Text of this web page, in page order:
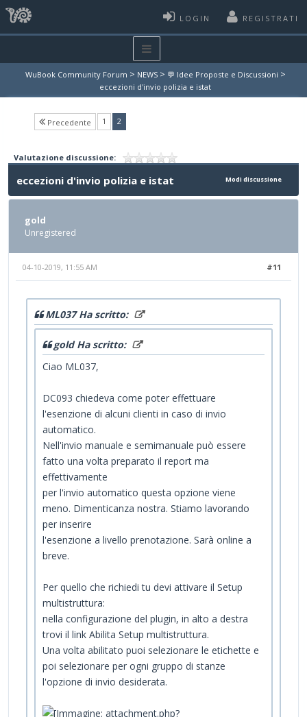
LOGIN REGISTRATI
WuBook Community Forum > NEWS > 💬 Idee Proposte e Discussioni >
eccezioni d'invio polizia e istat
Precedente 1 2(current)
Valutazione discussione:
Modi discussione
eccezioni d'invio polizia e istat
gold
Unregistered
#11
04-10-2019, 11:55 AM
ML037 Ha scritto:
gold Ha scritto:
Ciao ML037,
DC093 chiedeva come poter effettuare
l'esenzione di alcuni clienti in caso di invio
automatico.
Nell'invio manuale e semimanuale può essere
fatto una volta preparato il report ma
effettivamente
per l'invio automatico questa opzione viene
meno. Dimenticanza nostra. Stiamo lavorando
per inserire
l'esenzione a livello prenotazione. Sarà online a
breve.
Per quello che richiedi tu devi attivare il Setup
multistruttura:
nella configurazione del plugin, in alto a destra
trovi il link Abilita Setup multistruttura.
Una volta abilitato puoi selezionare le etichette e
poi selezionare per ogni gruppo di stanze
l'opzione di invio desiderata.